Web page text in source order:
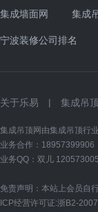
集成墙面网 集成
宁波装修公司排名
关于乐易 | 集成吊
集成吊顶网由集成吊顶
业务合作：18957399906
业务QQ：双儿
免责声明：本站上会员自
ICP经营许可证:浙B2-